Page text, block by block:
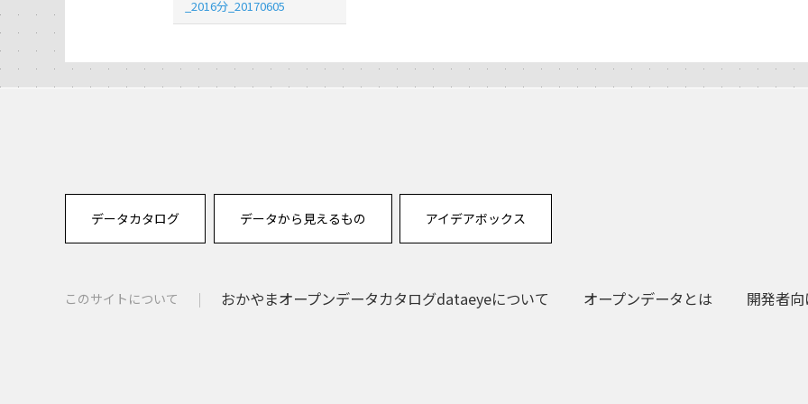
_2016分_20170605
データカタログ データから見えるもの アイデアボックス
このサイトについて おかやまオープンデータカタログdataeyeについて オープンデータとは 開発者